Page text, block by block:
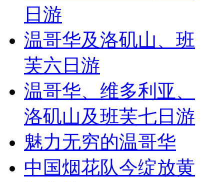
日游
温哥华及洛矶山、班
芙六日游
温哥华、维多利亚、
洛矶山及班芙七日游
魅力无穷的温哥华
中国烟花队今绽放黄